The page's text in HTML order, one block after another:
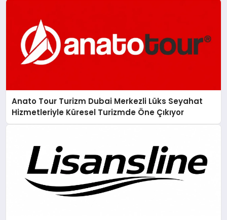
Anato Tour Turizm Dubai Merkezli Lüks Seyahat
Hizmetleriyle Küresel Turizmde Öne Çıkıyor